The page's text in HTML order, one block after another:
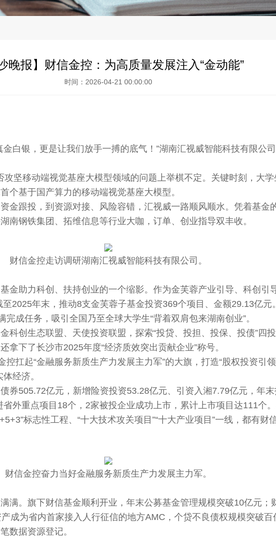
晚报】财信金控：为高质量发展注入“金动能”
时间：2026-04-21 00:00:00
银，更是让我们放手一搏的底气！”湖南汇视威智能科技有限公
移动端视觉基座大模型领域的问题上举棋不定。关键时刻，大学
个基于国产算力的移动端视觉基座大模型。
跟投，到资源对接、风险容错，汇视威一路顺风顺水。凭着基金
南钢铁集团、拓维信息等行业大咖，订单、创业指导双丰收。
财信金控走访调研湖南汇视威智能科技有限公司。
助力科创、扶持创业的一个缩影。作为金芙蓉产业引导、科创引
2025年末，推动8支金芙蓉子基金投资369个项目、金额29.13亿
成任务，吸引全国乃至全球大学生“背着双肩包来湖南创业”。
创生态联盟、天使投资联盟，探索“投贷、投担、投保、投债”四投
拿下了长沙市2025年度“经济质效突出贡献企业”称号。
扛起“金融服务新质生产力发展主力军”的大旗，打造“股权投资引
经济。
505.72亿元，新增险资投资53.28亿元、引资入湘7.79亿元，年末
外重点项目18个，2家被投企业成功上市，累计上市项目达111个
标志性工程、“十大技术攻关项目”“十大产业项目”一线，都有财
财信金控奋力当好金融服务新质生产力发展主力军。
。旗下财信基金顺利开业，年末公募基金管理规模突破10亿元；
成为省内首家接入人行征信的地方AMC，个贷不良债权规模突破
数据资源登记。